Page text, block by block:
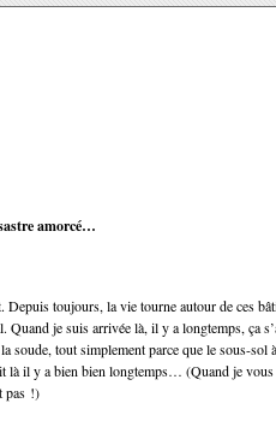
amorcé…
toujours, la vie tourne autour de ces
Quand je suis arrivée là, il y a longtemps, ça
soude, tout simplement parce que le sous-sol
là il y a bien bien longtemps… (Quand je
pas !)